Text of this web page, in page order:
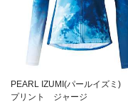
PEARL IZUMI(パールイズミ)
プリント ジャージ